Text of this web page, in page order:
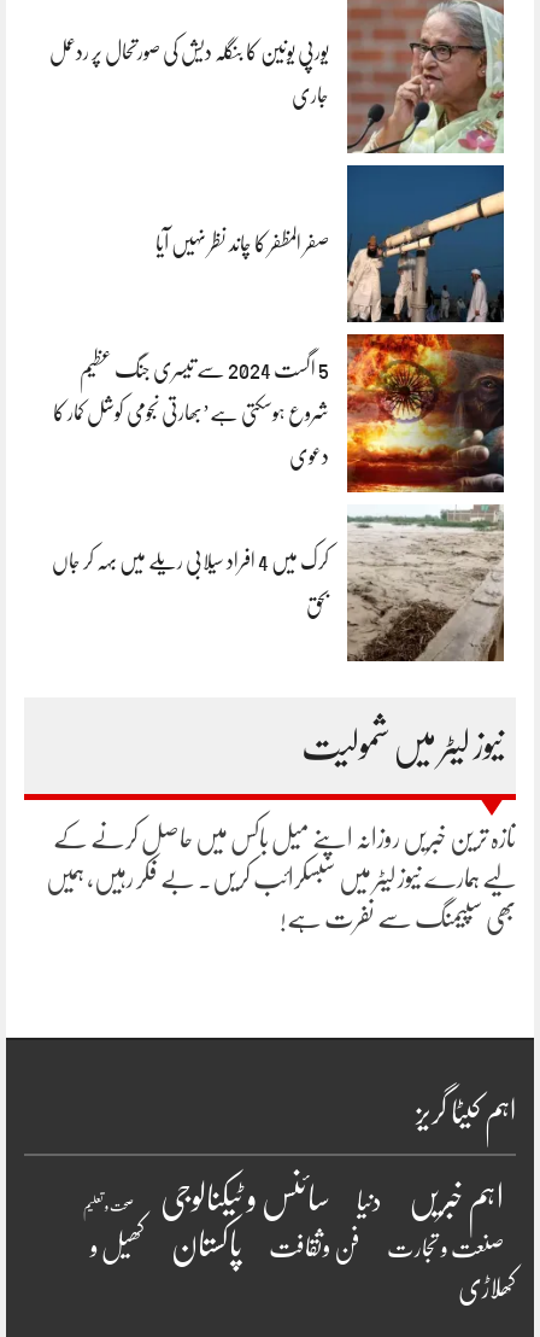
یورپی یونین کا بنگلہ دیش کی صورتحال پر ردعمل
جاری
صفر المظفر کا چاند نظر نہیں آیا
5 اگست 2024 سے تیسری جنگ عظیم
شروع ہوسکتی ہے’بھارتی نجومی کوشل کمار کا
دعوی
کرک میں 4 افراد سیلابی ریلے میں بہہ کر جاں
بحق
نیوز لیٹر میں شمولیت
تازہ ترین خبریں روزانہ اپنے میل باکس میں حاصل کرنے کے
لیے ہمارے نیوز لیٹر میں سبسکرائب کریں۔ بے فکر رہیں، ہمیں
بھی سپیمنگ سے نفرت ہے!
اہم کیٹا گریز
اہم خبریں دنیا سائنس و ٹیکنالوجی صحت و تعلیم
صنعت و تجارت فن وثقافت پاکستان
کھیل و
کھلاڑی